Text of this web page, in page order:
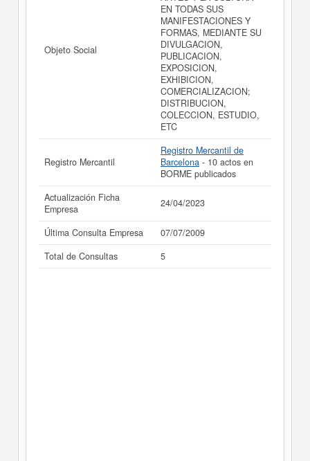
realizado el 24/04/2023.
Objeto Social
EN TODAS SUS
MANIFESTACIONES Y
FORMAS, MEDIANTE SU
DIVULGACION,
PUBLICACION,
EXPOSICION,
EXHIBICION,
COMERCIALIZACION;
DISTRIBUCION,
COLECCION, ESTUDIO,
ETC
Registro Mercantil
Registro Mercantil de
Barcelona - 10 actos en
BORME publicados
Actualización Ficha
Empresa
24/04/2023
Última Consulta Empresa
07/07/2009
Total de Consultas
5